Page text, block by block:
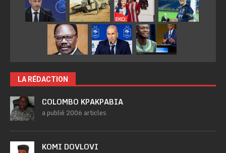
LA RÉDACTION
COLOMBO KPAKPABIA
a publié 2006 articles
KOMI DOVLOVI